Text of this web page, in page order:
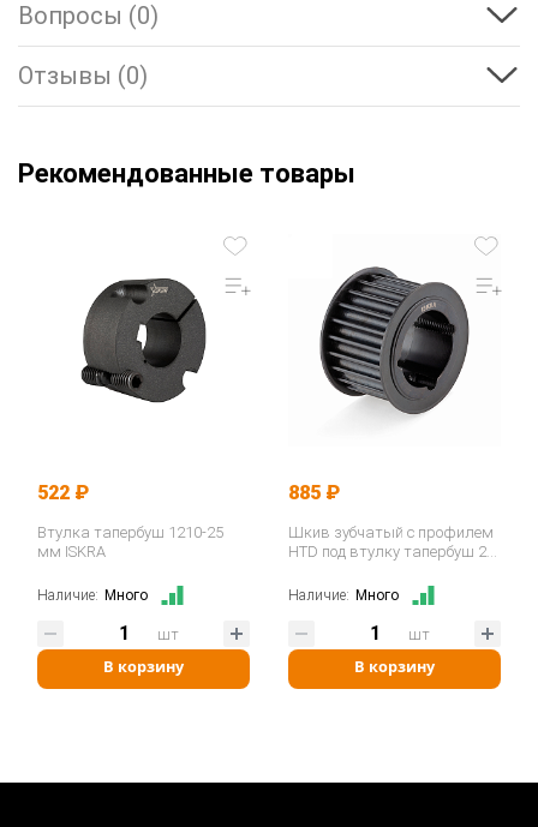
Вопросы (0)
Отзывы (0)
Рекомендованные товары
522 ₽
Втулка тапербуш 1210-25
мм ISKRA
Наличие: Много
В корзину
шт
885 ₽
Шкив зубчатый с профилем
HTD под втулку тапербуш 28-
Наличие: Много
В корзину
шт